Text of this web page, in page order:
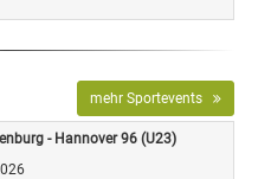
mehr Sportevents
- Hannover 96 (U23)